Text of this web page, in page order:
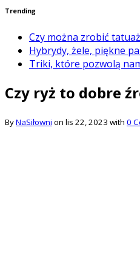
Trending
Czy można zrobić
Hybrydy, żele, piękne
Triki, które pozwolą
Czy ryż to dobre
ByNaSiłowni on lis 22, 2023 with 0